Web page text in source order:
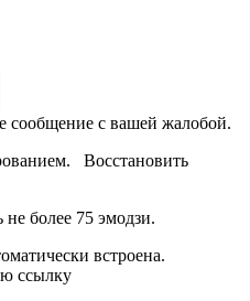
сообщение с вашей жалобой.
Восстановить
не более 75 эмодзи.
встроена.
ссылку